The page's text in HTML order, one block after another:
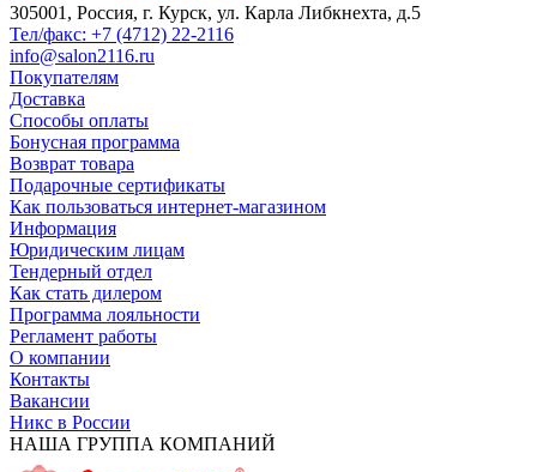
305001, Россия, г. Курск, ул. Карла Либкнехта, д.5
Тел/факс: +7 (4712) 22-2116
info@salon2116.ru
Покупателям
Доставка
Способы оплаты
Бонусная программа
Возврат товара
Подарочные сертификаты
Как пользоваться интернет-магазином
Информация
Юридическим лицам
Тендерный отдел
Как стать дилером
Программа лояльности
Регламент работы
О компании
Контакты
Вакансии
Никс в России
НАША ГРУППА КОМПАНИЙ